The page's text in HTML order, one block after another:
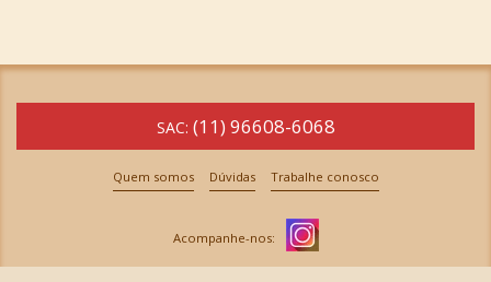
SAC: (11) 96608-6068
Quem somos Dúvidas Trabalhe conosco